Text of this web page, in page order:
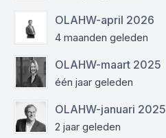
OLAHW-april 2026
4 maanden geleden
OLAHW-maart 2025
één jaar geleden
OLAHW-januari 2025
2 jaar geleden